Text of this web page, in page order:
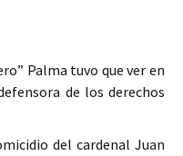
Palma tuvo que ver en
de los derechos
del cardenal Juan